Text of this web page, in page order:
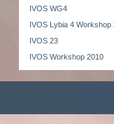
IVOS WG4
IVOS Lybia 4 Workshop
IVOS 23
IVOS Workshop 2010